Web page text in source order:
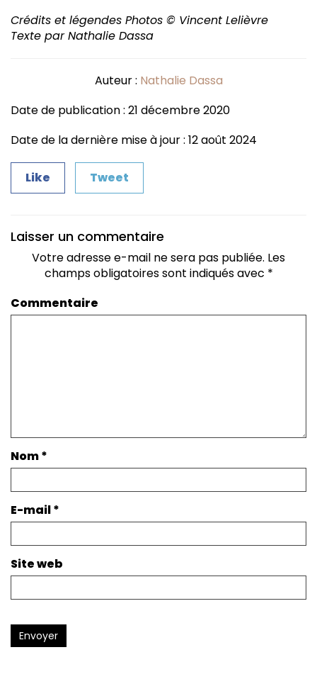
Crédits et légendes Photos © Vincent Lelièvre
Texte par Nathalie Dassa
Auteur : Nathalie Dassa
Date de publication : 21 décembre 2020
Date de la dernière mise à jour : 12 août 2024
Like Tweet
Laisser un commentaire
Votre adresse e-mail ne sera pas publiée. Les
champs obligatoires sont indiqués avec *
Commentaire
Nom*
E-mail*
Site web
Envoyer